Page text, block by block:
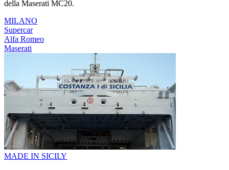
della Maserati MC20.
MILANO
Supercar
Alfa Romeo
Maserati
MADE IN SICILY